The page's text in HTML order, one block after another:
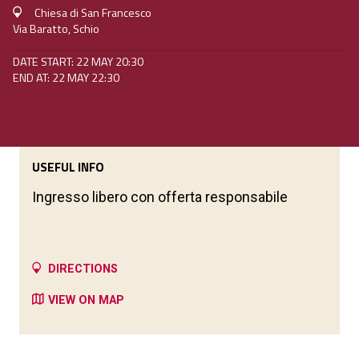
Chiesa di San Francesco
Via Baratto, Schio
DATE START: 22 MAY 20:30
END AT: 22 MAY 22:30
USEFUL INFO
Ingresso libero con offerta responsabile
DIRECTIONS
VIEW ON MAP